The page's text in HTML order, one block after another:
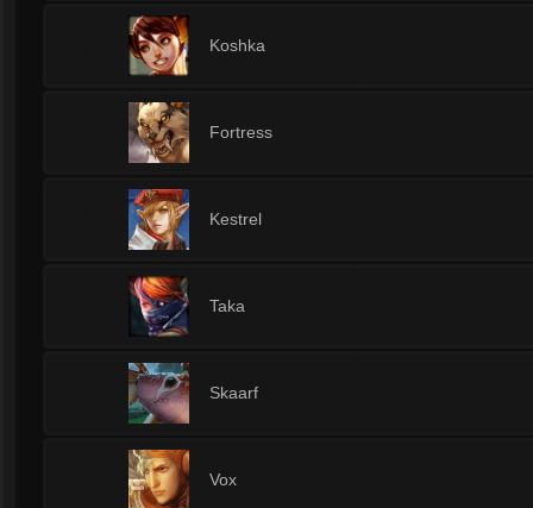
Koshka
Fortress
Kestrel
Taka
Skaarf
Vox